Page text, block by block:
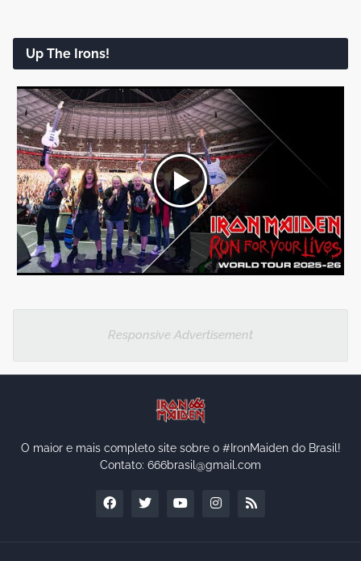
Up The Irons!
Responsive Advertisement
O maior e mais completo site sobre o #IronMaiden do Brasil!
Contato: 666brasil@gmail.com